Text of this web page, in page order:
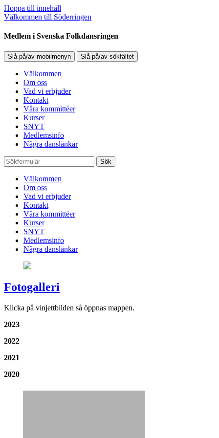
Hoppa till innehåll
Välkommen till Söderringen
Medlem i Svenska Folkdansringen
Slå på/av mobilmenyn Slå på/av sökfältet
Välkommen
Om oss
Vad vi erbjuder
Kontakt
Våra kommittéer
Kurser
SNYT
Medlemsinfo
Några danslänkar
Sök
Välkommen
Om oss
Vad vi erbjuder
Kontakt
Våra kommittéer
Kurser
SNYT
Medlemsinfo
Några danslänkar
Fotogalleri
Klicka på vinjettbilden så öppnas mappen.
2023
2022
2021
2020